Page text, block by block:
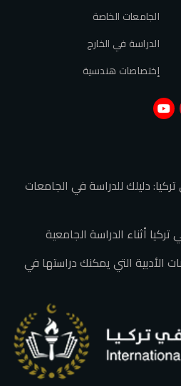
الجامعات الخاصة
الدراسة في الخارج
إختصاصات هندسية
دليلك للدراسة في الجامعات
أثناء الدراسة الجامعية
الأدبية التي يمكنك دراستها في